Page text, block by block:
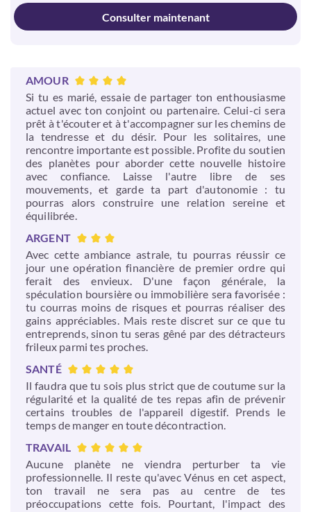
Consulter maintenant
AMOUR
Si tu es marié, essaie de partager ton enthousiasme
actuel avec ton conjoint ou partenaire. Celui-ci sera
prêt à t'écouter et à t'accompagner sur les chemins de
la tendresse et du désir. Pour les solitaires, une
rencontre importante est possible. Profite du soutien
des planètes pour aborder cette nouvelle histoire
avec confiance. Laisse l'autre libre de ses
mouvements, et garde ta part d'autonomie : tu
pourras alors construire une relation sereine et
équilibrée.
ARGENT
Avec cette ambiance astrale, tu pourras réussir ce
jour une opération financière de premier ordre qui
ferait des envieux. D'une façon générale, la
spéculation boursière ou immobilière sera favorisée :
tu courras moins de risques et pourras réaliser des
gains appréciables. Mais reste discret sur ce que tu
entreprends, sinon tu seras gêné par des détracteurs
frileux parmi tes proches.
SANTÉ
Il faudra que tu sois plus strict que de coutume sur la
régularité et la qualité de tes repas afin de prévenir
certains troubles de l'appareil digestif. Prends le
temps de manger en toute décontraction.
TRAVAIL
Aucune planète ne viendra perturber ta vie
professionnelle. Il reste qu'avec Vénus en cet aspect,
ton travail ne sera pas au centre de tes
préoccupations cette fois. Pourtant, l'impact des